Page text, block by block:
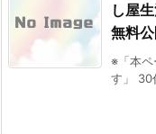
し屋
無料
※「本ペ
す」 30